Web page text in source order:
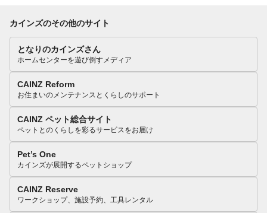
カインズのその他のサイト
となりのカインズさん
ホームセンターを遊び倒すメディア
CAINZ Reform
お住まいのメンテナンスとくらしのサポート
CAINZ ペット総合サイト
ペットとのくらしを彩るサービスをお届け
Pet’s One
カインズが展開するペットショップ
CAINZ Reserve
ワークショップ、施設予約、工具レンタル